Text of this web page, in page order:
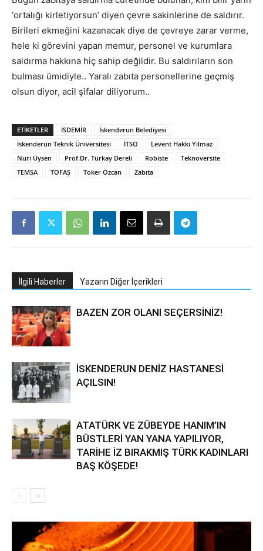
‘ortalığı kirletiyorsun’ diyen çevre sakinlerine de saldırır.
Birileri ekmeğini kazanacak diye de çevreye zarar verme,
hele ki görevini yapan memur, personel ve kurumlara
saldırma hakkına hiç sahip değildir. Bu saldırıların son
bulması ümidiyle.. Yaralı zabıta personellerine geçmiş
olsun diyor, acil şifalar diliyorum..
ETIKETLER İSDEMİR
İskenderun Belediyesi
İskenderun Teknik Üniversitesi
İTSO
Levent Hakkı Yılmaz
Nuri Üysen
Prof.Dr. Türkay Dereli Robiste
Teknoversite
TEMSA
TOFAŞ Toker Özcan Zabıta
İlgili Haberler Yazarın Diğer İçerikleri
BAZEN ZOR OLANI SEÇERSİNİZ!
İSKENDERUN DENİZ HASTANESİ
AÇILSIN!
ATATÜRK VE ZÜBEYDE HANIM’IN
BÜSTLERİ YAN YANA YAPILIYOR,
TARİHE İZ BIRAKMIŞ TÜRK KADINLARI
BAŞ KÖŞEDE!